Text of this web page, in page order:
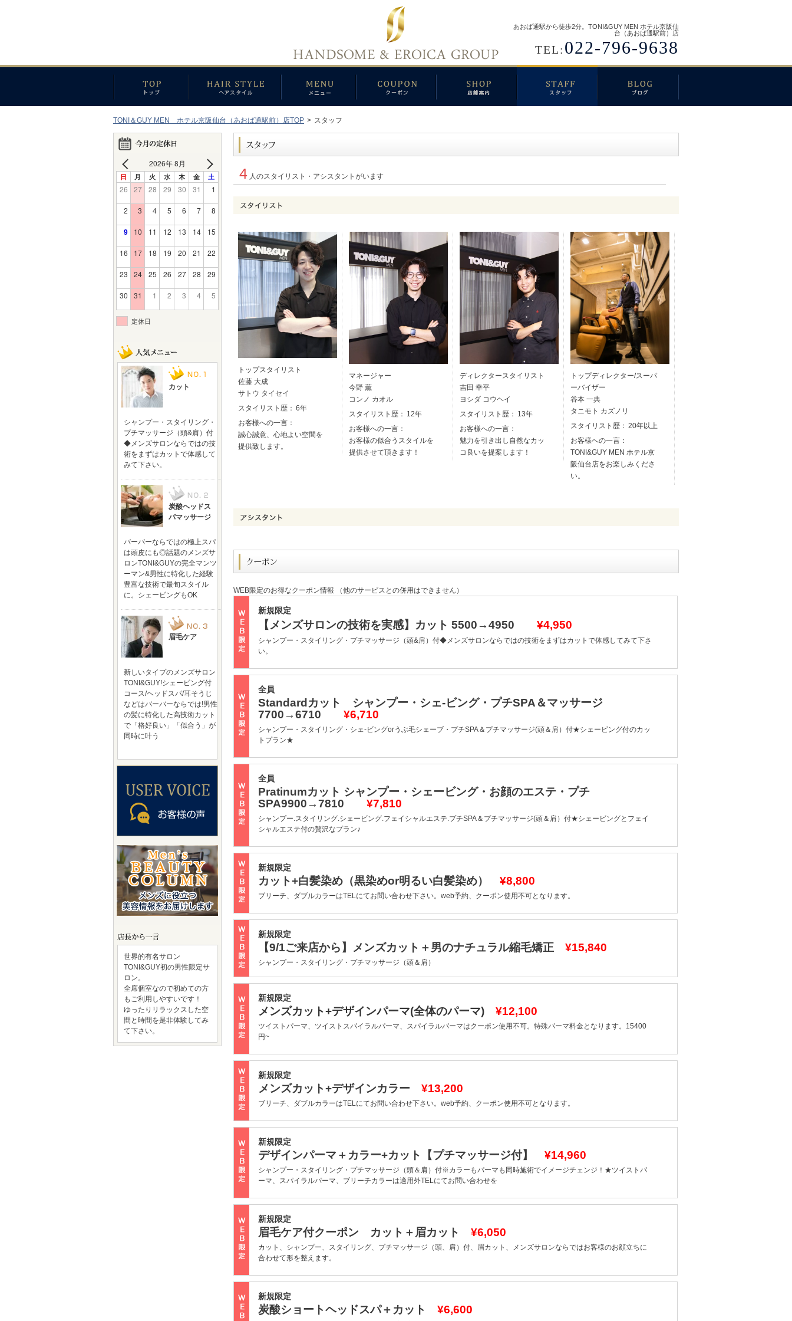
あおば通駅から徒歩2分。TONI&GUY MEN ホテル京阪仙
台（あおば通駅前）店
TEL: 022-796-9638
TONI＆GUY MEN ホテル京阪仙台（あおば通駅前）店TOP > スタッフ
4 人のスタイリスト・アシスタントがいます
トップスタイリスト
佐藤 大成
サトウ タイセイ
スタイリスト歴： 6年
お客様への一言：
誠心誠意、心地よい空間を
提供致します。
マネージャー
今野 薫
コンノ カオル
スタイリスト歴： 12年
お客様への一言：
お客様の似合うスタイルを
提供させて頂きます！
ディレクタースタイリスト
吉田 幸平
ヨシダ コウヘイ
スタイリスト歴： 13年
お客様への一言：
魅力を引き出し自然なカッ
コ良いを提案します！
トップディレクター/スーパ
ーバイザー
谷本 一典
タニモト カズノリ
スタイリスト歴： 20年以上
お客様への一言：
TONI&GUY MEN ホテル京
阪仙台店をお楽しみくださ
い。
WEB限定のお得なクーポン情報 （他のサービスとの併用はできません）
新規限定
【メンズサロンの技術を実感】カット 5500→4950 ¥4,950
シャンプー・スタイリング・プチマッサージ（頭&肩）付◆メンズサロンならではの技術をまずはカットで体感してみて下さ
い。
全員
Standardカット シャンプー・シェ-ビング・プチSPA＆マッサージ
7700→6710 ¥6,710
シャンプー・スタイリング・シェ-ビングorうぶ毛シェーブ・プチSPA＆プチマッサージ(頭＆肩）付★シェービング付のカッ
トプラン★
全員
Pratinumカット シャンプー・シェービング・お顔のエステ・プチ
SPA9900→7810 ¥7,810
シャンプー.スタイリング.シェービング.フェイシャルエステ.プチSPA＆プチマッサージ(頭＆肩）付★シェービングとフェイ
シャルエステ付の贅沢なプラン♪
新規限定
カット+白髪染め（黒染めor明るい白髪染め） ¥8,800
ブリーチ、ダブルカラーはTELにてお問い合わせ下さい。web予約、クーポン使用不可となります。
新規限定
【9/1ご来店から】メンズカット＋男のナチュラル縮毛矯正 ¥15,840
シャンプー・スタイリング・プチマッサージ（頭＆肩）
新規限定
メンズカット+デザインパーマ(全体のパーマ) ¥12,100
ツイストパーマ、ツイストスパイラルパーマ、スパイラルパーマはクーポン使用不可。特殊パーマ料金となります。15400
円~
新規限定
メンズカット+デザインカラー ¥13,200
ブリーチ、ダブルカラーはTELにてお問い合わせ下さい。web予約、クーポン使用不可となります。
新規限定
デザインパーマ＋カラー+カット【プチマッサージ付】 ¥14,960
シャンプー・スタイリング・プチマッサージ（頭＆肩）付※カラーもパーマも同時施術でイメージチェンジ！★ツイストパ
ーマ、スパイラルパーマ、ブリーチカラーは適用外TELにてお問い合わせを
新規限定
眉毛ケア付クーポン カット＋眉カット ¥6,050
カット、シャンプー、スタイリング、プチマッサージ（頭、肩）付、眉カット、メンズサロンならではお客様のお顔立ちに
合わせて形を整えます。
新規限定
炭酸ショートヘッドスパ＋カット ¥6,600
2026年 8月
日 月 火 水 木 金 土
26 27 28 29 30 31 1
2 3 4 5 6 7 8
9 10 11 12 13 14 15
16 17 18 19 20 21 22
23 24 25 26 27 28 29
30 31 1 2 3 4 5
定休日
カット
シャンプー・スタイリング・
プチマッサージ（頭&肩）付
◆メンズサロンならではの技
術をまずはカットで体感して
みて下さい。
炭酸ヘッドス
パマッサージ
バーバーならではの極上スパ
は頭皮にも◎話題のメンズサ
ロンTONI&GUYの完全マンツ
ーマン&男性に特化した経験
豊富な技術で最旬スタイル
に。シェービングもOK
眉毛ケア
新しいタイプのメンズサロン
TONI&GUY!シェービング付
コース/ヘッドスパ/耳そうじ
などはバーバーならでは!男性
の髪に特化した高技術カット
で「格好良い」「似合う」が
同時に叶う
世界的有名サロン
TONI&GUY初の男性限定サ
ロン。
全席個室なので初めての方
もご利用しやすいです！
ゆったりリラックスした空
間と時間を是非体験してみ
て下さい。